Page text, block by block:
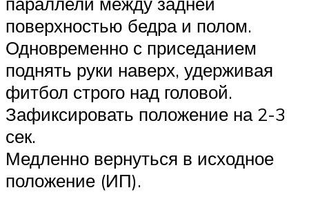
поверхностью бедра и полом.
Одновременно с приседанием
поднять руки наверх, удерживая
фитбол строго над головой.
Зафиксировать положение на 2-3
сек.
Медленно вернуться в исходное
положение (ИП).